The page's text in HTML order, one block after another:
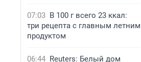
07:03 В 100 г всего 23 ккал:
три рецепта с главным летним
продуктом
06:44 Reuters: Белый дом